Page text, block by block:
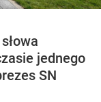
jednego
SN